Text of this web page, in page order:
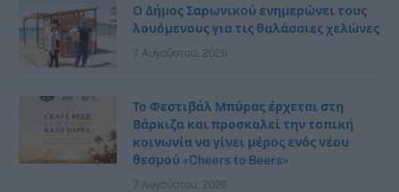
Ο Δήμος Σαρωνικού ενημερώνει τους
λουόμενους για τις θαλάσσιες χελώνες
7 Αυγούστου, 2026
Το Φεστιβάλ Μπύρας έρχεται στη
Βάρκιζα και προσκαλεί την τοπική
κοινωνία να γίνει μέρος ενός νέου
θεσμού «Cheers to Beers»
7 Αυγούστου, 2026